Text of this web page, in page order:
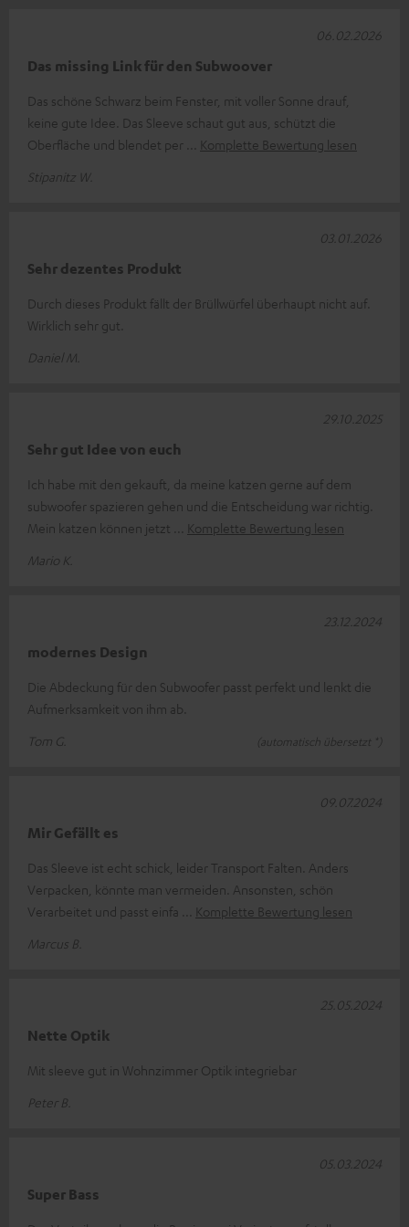
Das missing Link für den Subwoover
Das schöne Schwarz beim Fenster, mit voller Sonne drauf,
keine gute Idee. Das Sleeve schaut gut aus, schützt die
Oberfläche und blendet per
Komplette Bewertung lesen
Stipanitz W.
06.02.2026
Sehr dezentes Produkt
Durch dieses Produkt fällt der Brüllwürfel überhaupt nicht auf.
Wirklich sehr gut.
Daniel M.
03.01.2026
Sehr gut Idee von euch
Ich habe mit den gekauft, da meine katzen gerne auf dem
subwoofer spazieren gehen und die Entscheidung war richtig.
Mein katzen können jetzt
Komplette Bewertung lesen
Mario K.
29.10.2025
modernes Design
Die Abdeckung für den Subwoofer passt perfekt und lenkt die
Aufmerksamkeit von ihm ab.
Tom G.
(automatisch übersetzt *)
23.12.2024
Mir Gefällt es
Das Sleeve ist echt schick, leider Transport Falten. Anders
Verpacken, könnte man vermeiden. Ansonsten, schön
Verarbeitet und passt einfa
Komplette Bewertung lesen
Marcus B.
09.07.2024
Nette Optik
Mit sleeve gut in Wohnzimmer Optik integriebar
Peter B.
25.05.2024
Super Bass
05.03.2024